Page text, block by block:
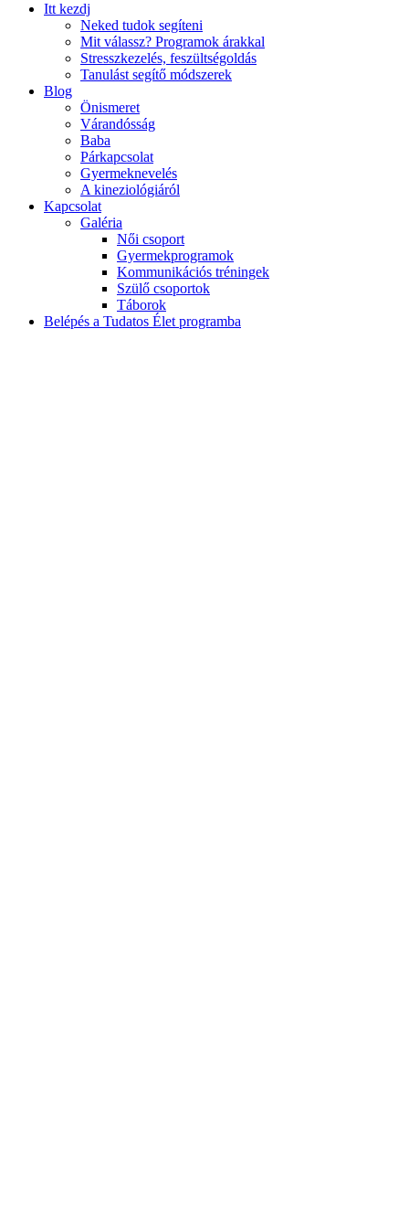
Itt kezdj
Neked tudok segíteni
Mit válassz? Programok árakkal
Stresszkezelés, feszültségoldás
Tanulást segítő módszerek
Blog
Önismeret
Várandósság
Baba
Párkapcsolat
Gyermeknevelés
A kineziológiáról
Kapcsolat
Galéria
Női csoport
Gyermekprogramok
Kommunikációs tréningek
Szülő csoportok
Táborok
Belépés a Tudatos Élet programba